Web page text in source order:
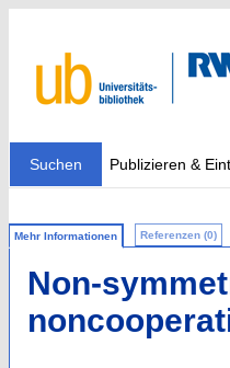
Suchen Publizieren &
Mehr Informationen Referenzen (0)
Non-